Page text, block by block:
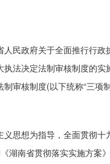
人民政府关于全面推行行
法决定法制审核制度的
审核制度(以下统称“三项
思想为指导，全面贯彻
湖南省贯彻落实实施方案